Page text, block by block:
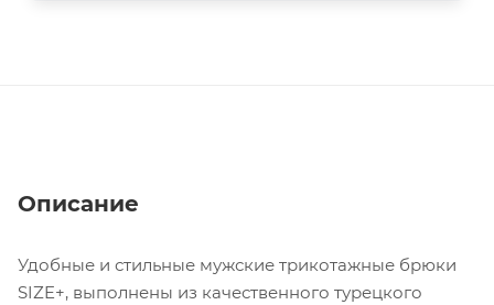
Описание
Удобные и стильные мужские трикотажные брюки
SIZE+, выполнены из качественного турецкого